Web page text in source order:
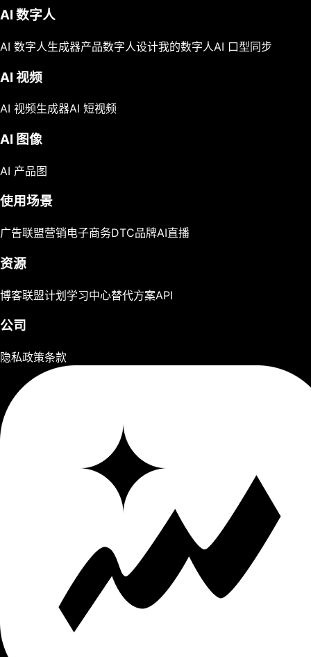
AI 数字人
AI 数字人生成器产品数字人设计我的数字人AI 口型同步
AI 视频
AI 视频生成器AI 短视频
AI 图像
AI 产品图
使用场景
广告联盟营销电子商务DTC品牌AI直播
资源
博客联盟计划学习中心替代方案API
公司
隐私政策条款